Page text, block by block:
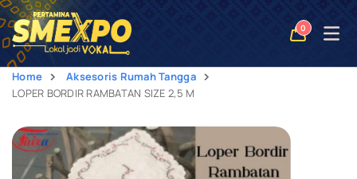
0
Open
Home
Aksesoris Rumah Tangga
LOPER BORDIR RAMBATAN SIZE 2,5 M